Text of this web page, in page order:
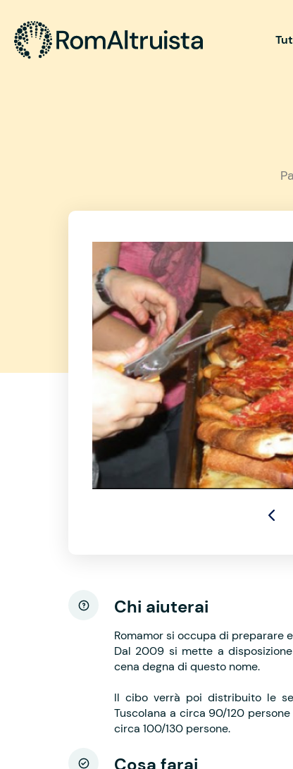
Chi aiuterai
Romamor si occupa di preparare
Dal 2009 si mette a
cena degna di questo nome.
Il cibo verrà poi distribuito le
Tuscolana a circa 90/120
circa 100/130 persone.
Cosa farai